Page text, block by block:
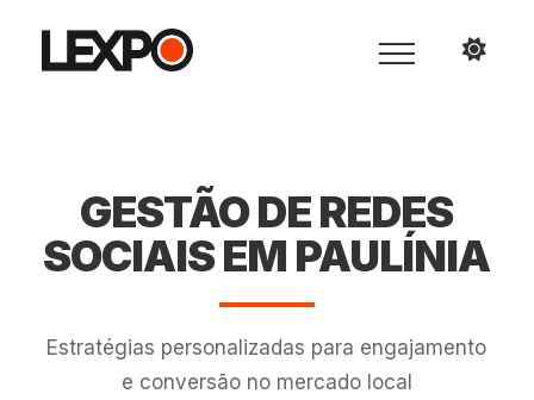
GESTÃO DE REDES
SOCIAIS EM PAULÍNIA
Estratégias personalizadas para engajamento
e conversão no mercado local